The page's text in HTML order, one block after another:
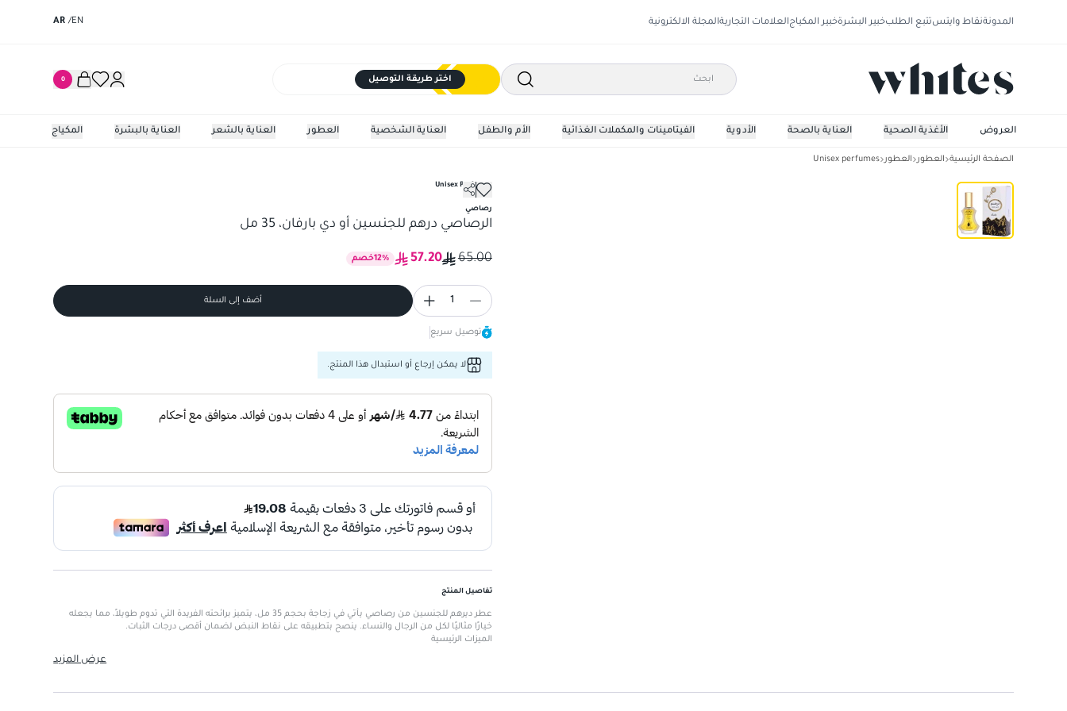
المدونةنقاط وايتستتبع الطلبخبير البشرةخبير المكياجالعلامات التجاريةالمجلة الالكترونية EN
/
AR
اختر طريقة التوصيل 0
المكياج العناية بالبشرة العناية بالشعر العطور العناية الشخصية الأم والطفل الفيتامينات والمكملات الغذائية الأدوية العناية بالصحة الأغذية الصحية العروض
الصفحة الرئيسية العطور العطور Unisex perfumes
Unisex Perfumes
رصاصي
الرصاصي درهم للجنسين أو دي بارفان، 35 مل
65.00
57.20
12% خصم
1 أضف إلى السلة
توصيل سريع
لا يمكن إرجاع أو استبدال هذا المنتج.
تفاصيل المنتج
عطر ديرهم للجنسين من رصاصي يأتي في زجاجة بحجم 35 مل، يتميز برائحته الفريدة التي تدوم طويلاً، مما يجعله
خيارًا مثاليًا لكل من الرجال والنساء. ينصح بتطبيقه على نقاط النبض لضمان أقصى درجات الثبات.
الميزات الرئيسية
تطبيق سهل:ينصح بوضعه على نقاط النبض.
عرض المزيد